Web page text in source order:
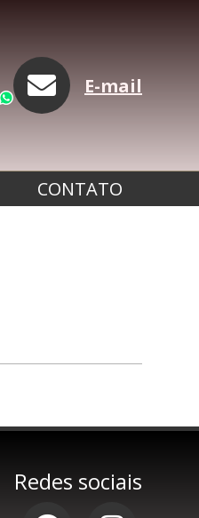
WhatsApp
E-mail
CONTATO
Redes sociais